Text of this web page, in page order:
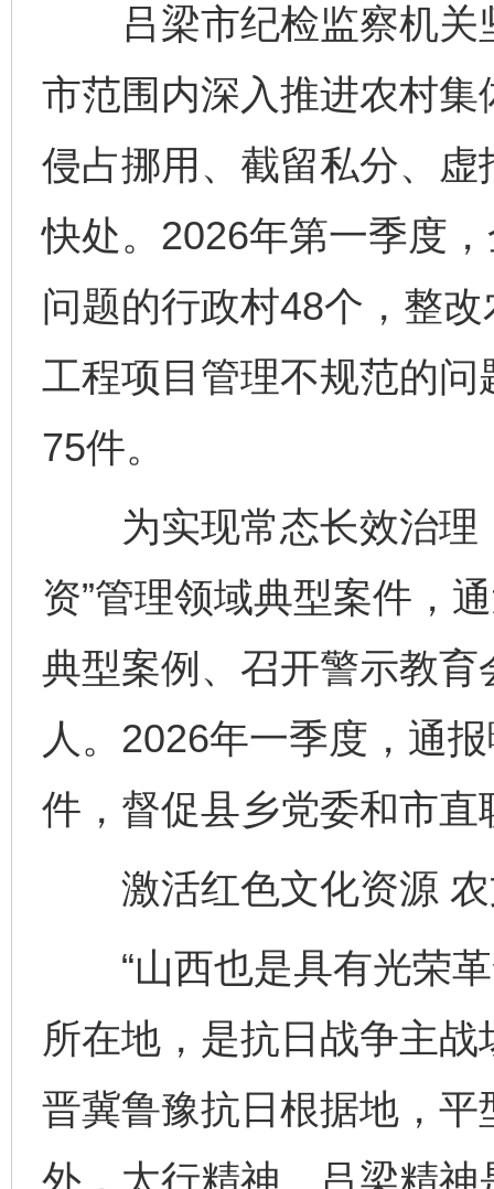
吕梁市纪检监察机关
市范围内深入推进农村集
侵占挪用、截留私分、
快处。2026年第一季度
问题的行政村48个，整
工程项目管理不规范的
75件。
为实现常态长效治理
资”管理领域典型案件，
典型案例、召开警示教
人。2026年一季度，通
件，督促县乡党委和市
激活红色文化资源 农
“山西也是具有光荣革
所在地，是抗日战争主
晋冀鲁豫抗日根据地，
外，太行精神、吕梁精